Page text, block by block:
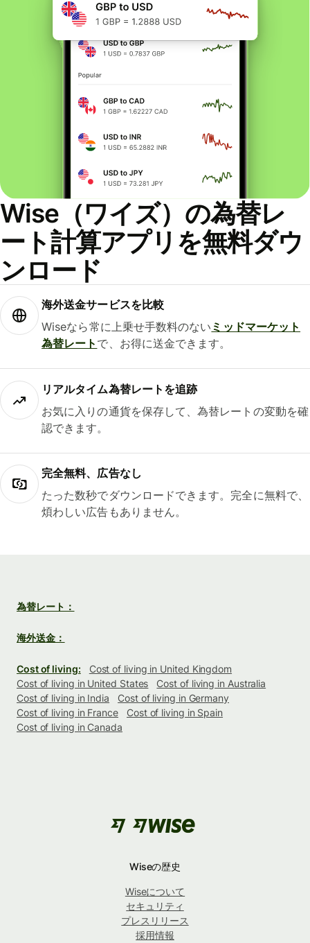
Wise（ワイズ）の為替レ
ート計算アプリを無料ダウ
ンロード
海外送金サービスを比較
Wiseなら常に上乗せ手数料のない ミッドマーケット
為替レート で、お得に送金できます。
リアルタイム為替レートを追跡
お気に入りの通貨を保存して、為替レートの変動を確
認できます。
完全無料、広告なし
たった数秒でダウンロードできます。完全に無料で、
煩わしい広告もありません。
為替レート：
海外送金：
Cost of living:
Cost of living in United Kingdom
Cost of living in United States
Cost of living in Australia
Cost of living in India
Cost of living in Germany
Cost of living in France
Cost of living in Spain
Cost of living in Canada
Wiseの歴史
Wiseについて
セキュリティ
プレスリリース
採用情報